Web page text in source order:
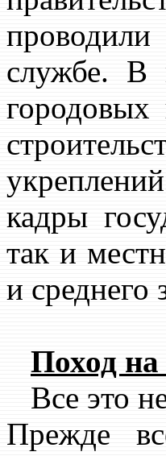
службе. В
городовых
кадры
так и
и среднего
Поход на
Все это
Прежде